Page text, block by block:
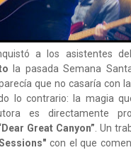
a los asistentes
la pasada Semana
que no casaría con
lo contrario: la magia
es directamente
Great Canyon”. Un
con el que